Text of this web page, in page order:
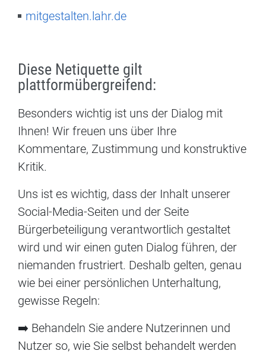
mitgestalten.lahr.de
Diese Netiquette gilt
plattformübergreifend:
Besonders wichtig ist uns der Dialog mit
Ihnen! Wir freuen uns über Ihre
Kommentare, Zustimmung und konstruktive
Kritik.
Uns ist es wichtig, dass der Inhalt unserer
Social-Media-Seiten und der Seite
Bürgerbeteiligung verantwortlich gestaltet
wird und wir einen guten Dialog führen, der
niemanden frustriert. Deshalb gelten, genau
wie bei einer persönlichen Unterhaltung,
gewisse Regeln:
➡️ Behandeln Sie andere Nutzerinnen und
Nutzer so, wie Sie selbst behandelt werden